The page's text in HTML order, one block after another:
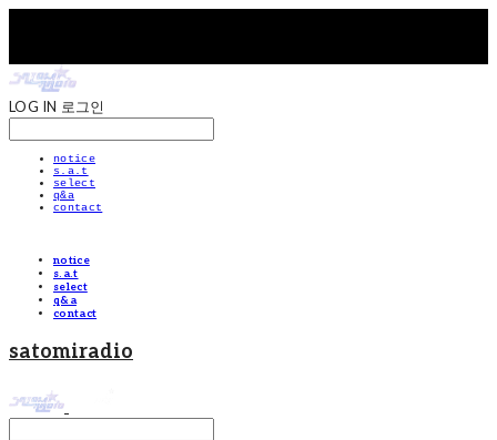
LOG IN 로그인
notice
s.a.t
select
q&a
contact
notice
s.a.t
select
q&a
contact
satomiradio